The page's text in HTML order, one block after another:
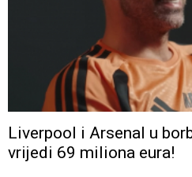
Liverpool i Arsenal u
vrijedi 69 miliona eura!